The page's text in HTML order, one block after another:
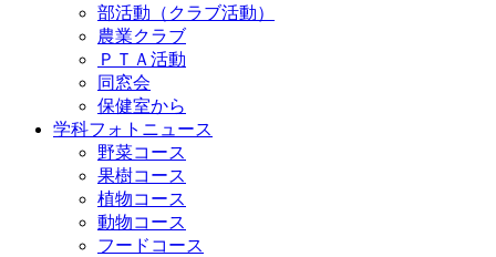
部活動（クラブ活動）
農業クラブ
ＰＴＡ活動
同窓会
保健室から
学科フォトニュース
野菜コース
果樹コース
植物コース
動物コース
フードコース